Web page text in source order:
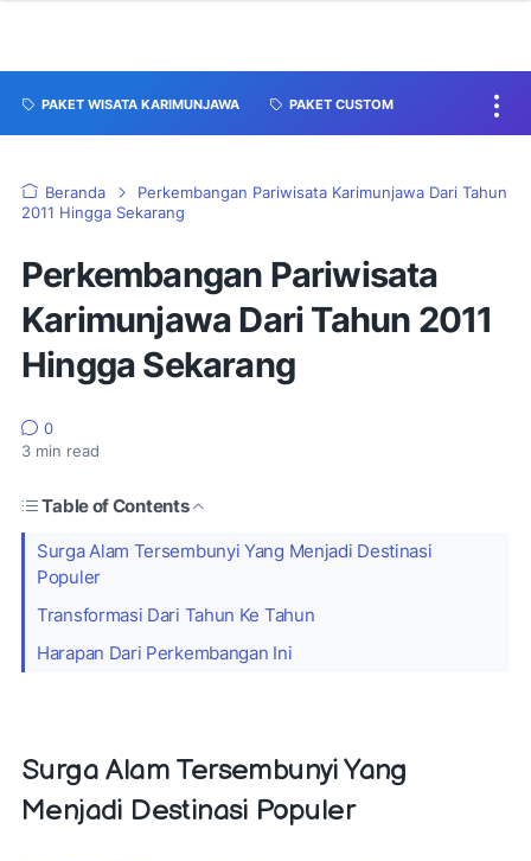
PAKET WISATA KARIMUNJAWA PAKET CUSTOM
Beranda
Perkembangan Pariwisata Karimunjawa Dari Tahun
2011 Hingga Sekarang
Perkembangan Pariwisata
Karimunjawa Dari Tahun 2011
Hingga Sekarang
0
3 min read
Table of Contents
Surga Alam Tersembunyi Yang Menjadi Destinasi
Populer
Transformasi Dari Tahun Ke Tahun
Harapan Dari Perkembangan Ini
Surga Alam Tersembunyi Yang
Menjadi Destinasi Populer